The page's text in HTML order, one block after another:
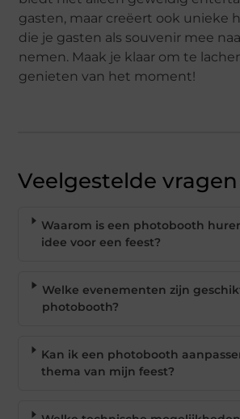
gasten, maar creëert ook unieke
die je gasten als souvenir mee
nemen. Maak je klaar om te
genieten van het moment!
Veelgestelde vragen
Waarom is een photobooth
idee voor een feest?
Welke evenementen zijn
photobooth?
Kan ik een photobooth
thema van mijn feest?